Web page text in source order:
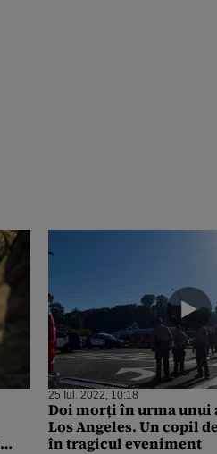
25 Iul. 2022, 10:18
Doi morți în urma unui
Los Angeles. Un copil
în tragicul eveniment